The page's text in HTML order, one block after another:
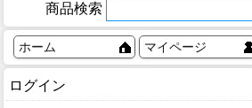
商品検索
ホーム マイページ
ログイン